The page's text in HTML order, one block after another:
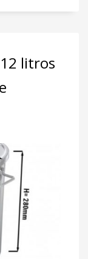
litros